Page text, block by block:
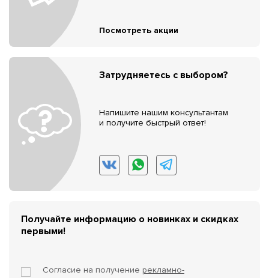
Посмотреть акции
Затрудняетесь с выбором?
Напишите нашим консультантам
и получите быстрый ответ!
Получайте информацию о новинках и скидках
первыми!
Согласие на получение рекламно-